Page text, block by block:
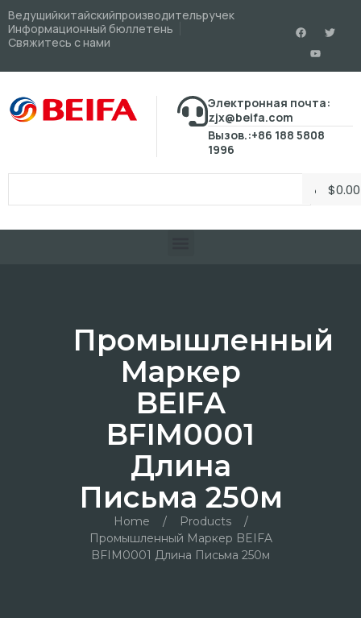
Ведущийкитайскийпроизводительручек
Информационный бюллетень
Свяжитесь с нами
Электронная почта:
zjx@beifa.com
Вызов.:+86 188 5808
1996
$0.00
Промышленный
Маркер
BEIFA
BFIM0001
Длина
Письма 250м
Home / Products
/
Промышленный Маркер BEIFA
BFIM0001 Длина Письма 250м